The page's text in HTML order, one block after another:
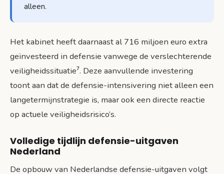
alleen.
Het kabinet heeft daarnaast al 716 miljoen euro extra
geïnvesteerd in defensie vanwege de verslechterende
veiligheidssituatie⁷. Deze aanvullende investering
toont aan dat de defensie-intensivering niet alleen een
langetermijnstrategie is, maar ook een directe reactie
op actuele veiligheidsrisico’s.
Volledige tijdlijn defensie-uitgaven
Nederland
De opbouw van Nederlandse defensie-uitgaven volgt